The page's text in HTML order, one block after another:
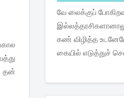
தன்
வே லைக்குப்
கண் விழித்த
கையில் எடுத்துச்